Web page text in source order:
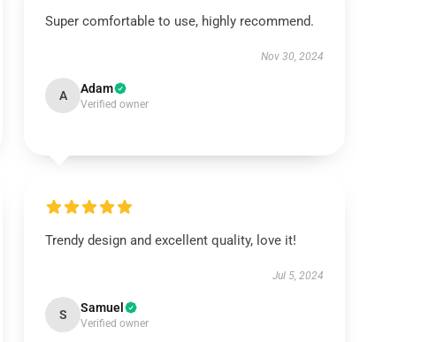
Super comfortable to use, highly recommend.
Nov 30, 2024
A Adam
Verified owner
Trendy design and excellent quality, love it!
Jul 5, 2024
S Samuel
Verified owner